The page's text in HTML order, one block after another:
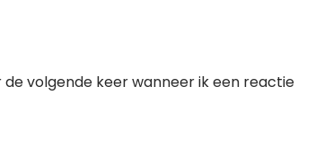
volgende keer wanneer ik een reactie